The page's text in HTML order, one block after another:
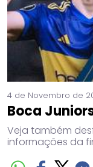
4 de Novembro de
Boca
Veja também
informações da